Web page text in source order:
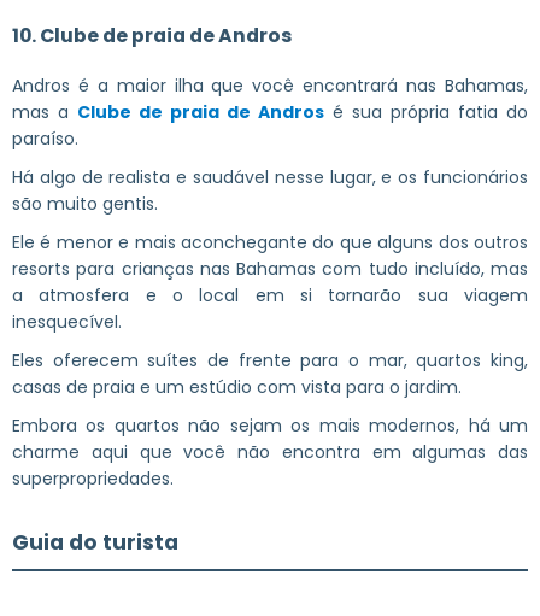
10. Clube de praia de Andros
Andros é a maior ilha que você encontrará nas Bahamas,
mas a Clube de praia de Andros é sua própria fatia do
paraíso.
Há algo de realista e saudável nesse lugar, e os funcionários
são muito gentis.
Ele é menor e mais aconchegante do que alguns dos outros
resorts para crianças nas Bahamas com tudo incluído, mas
a atmosfera e o local em si tornarão sua viagem
inesquecível.
Eles oferecem suítes de frente para o mar, quartos king,
casas de praia e um estúdio com vista para o jardim.
Embora os quartos não sejam os mais modernos, há um
charme aqui que você não encontra em algumas das
superpropriedades.
Guia do turista